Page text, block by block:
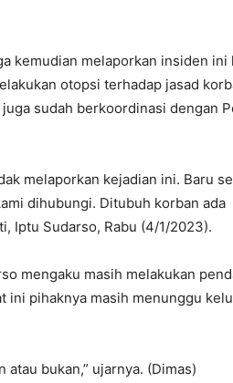
kemudian melaporkan insiden ini
otopsi terhadap jasad
sudah berkoordinasi dengan
melaporkan kejadian ini. Baru
dihubungi. Ditubuh korban ada
Iptu Sudarso, Rabu (4/1/2023).
mengaku masih melakukan
ini pihaknya masih menunggu
atau bukan,” ujarnya. (Dimas)